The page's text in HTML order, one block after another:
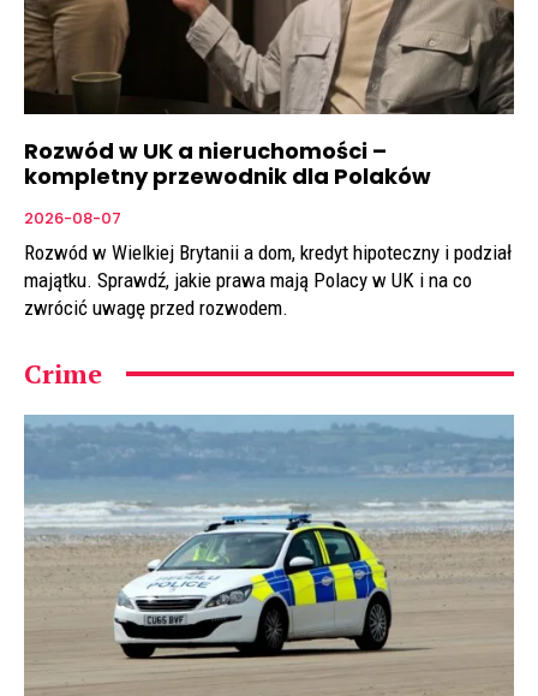
Rozwód w UK a nieruchomości –
kompletny przewodnik dla Polaków
2026-08-07
Rozwód w Wielkiej Brytanii a dom, kredyt hipoteczny i podział
majątku. Sprawdź, jakie prawa mają Polacy w UK i na co
zwrócić uwagę przed rozwodem.
Crime